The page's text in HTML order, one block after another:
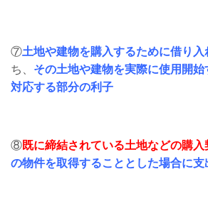
⑦土地や建物を購入するために借り
ち、 その土地や建物を実際に使用開
対応する部分の利子
⑧既に締結されている土地などの購
の物件を取得することとした場合に支